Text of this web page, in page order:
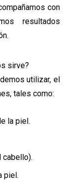
con
resultados
sirve?
utilizar, el
tales como:
la piel.
cabello).
piel.